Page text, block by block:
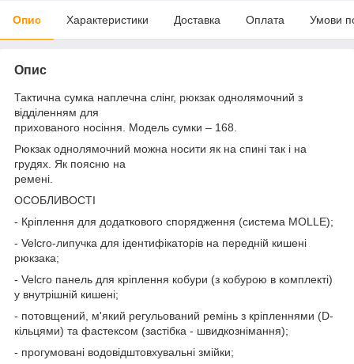
Опис Характеристики Доставка Оплата Умови
Опис
Тактична сумка наплечна слінг, рюкзак однолямочний з
відділенням для
прихованого носіння. Модель сумки – 168.
Рюкзак однолямочний можна носити як на спині так і на
грудях. Як поясню на
ремені.
ОСОБЛИВОСТІ
- Кріплення для додаткового спорядження (система MOLLE);
- Velcro-липучка для ідентифікаторів на передній кишені
рюкзака;
- Velcrо панель для кріплення кобури (з кобурою в комплекті)
у внутрішній кишені;
- потовщений, м'який регульований ремінь з кріпленнями (D-
кільцями) та фастексом (застібка - швидкознімання);
- прогумовані водовідштовхувальні змійки;